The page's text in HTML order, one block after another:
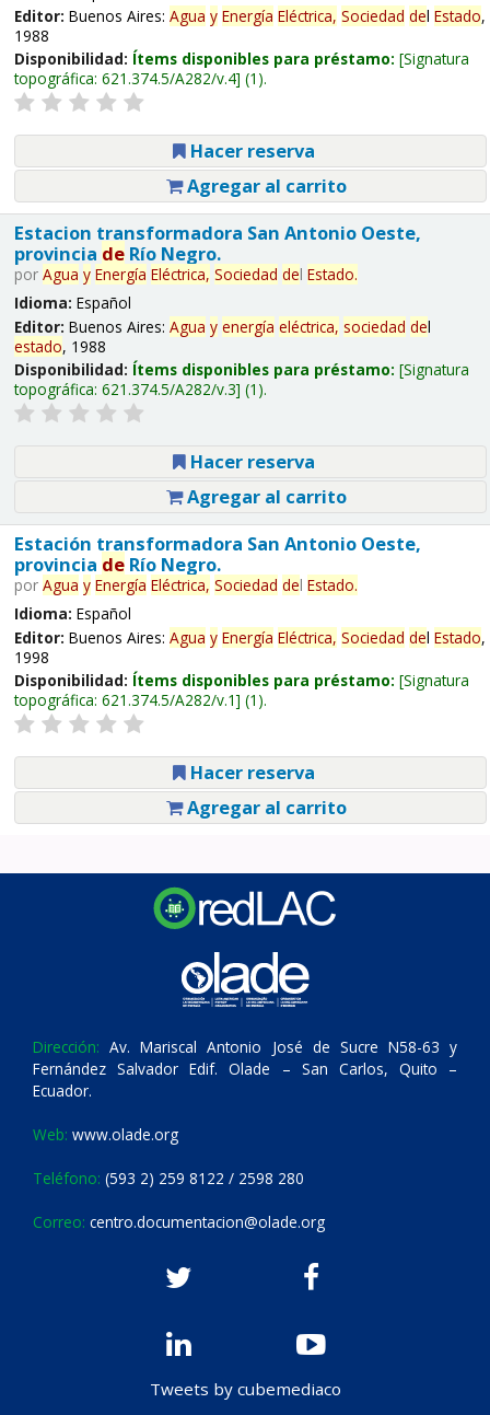
Editor: Buenos Aires: Agua y Energía Eléctrica, Sociedad del Estado,
1988
Disponibilidad: Ítems disponibles para préstamo: Signatura
topográfica: 621.374.5/A282/v.4 (1).
Hacer reserva
Agregar al carrito
Estacion transformadora San Antonio Oeste,
provincia deRío Negro.
por Agua y Energía Eléctrica, Sociedad del Estado.
Idioma: Español
Editor: Buenos Aires: Agua y energía eléctrica, sociedad del
estado, 1988
Disponibilidad: Ítems disponibles para préstamo: Signatura
topográfica: 621.374.5/A282/v.3 (1).
Hacer reserva
Agregar al carrito
Estación transformadora San Antonio Oeste,
provincia deRío Negro.
por Agua y Energía Eléctrica, Sociedad del Estado.
Idioma: Español
Editor: Buenos Aires: Agua y Energía Eléctrica, Sociedad del Estado,
1998
Disponibilidad: Ítems disponibles para préstamo: Signatura
topográfica: 621.374.5/A282/v.1 (1).
Hacer reserva
Agregar al carrito
Dirección: Av. Mariscal Antonio José de Sucre N58-63 y
Fernández Salvador Edif. Olade – San Carlos, Quito –
Ecuador.
Web: www.olade.org
Teléfono: (593 2) 259 8122 / 2598 280
Correo: centro.documentacion@olade.org
Tweets by cubemediaco